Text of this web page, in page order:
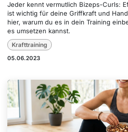
Jeder kennt vermutlich Bizeps-Curls:
ist wichtig für deine Griffkraft und
hier, warum du es in dein Training
es umsetzen kannst.
Krafttraining
05.06.2023